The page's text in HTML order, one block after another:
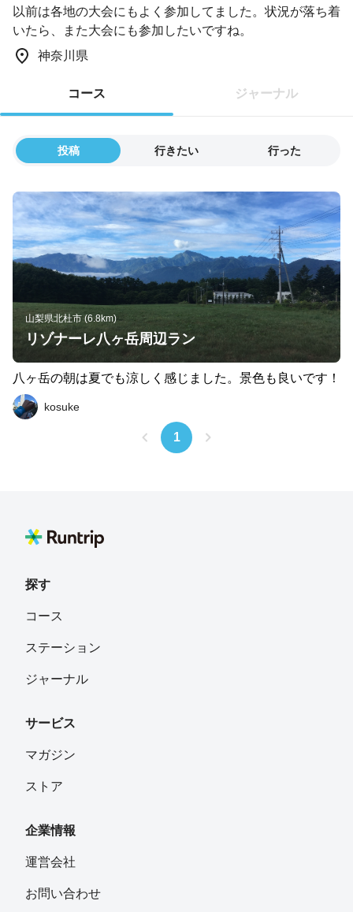
以前は各地の大会にもよく参加してました。状況が落ち着
いたら、また大会にも参加したいですね。
神奈川県
コース ジャーナル
投稿 行きたい 行った
山梨県北杜市 (6.8km)
リゾナーレ八ヶ岳周辺ラン
八ヶ岳の朝は夏でも涼しく感じました。景色も良いです！
kosuke
1
探す
コース
ステーション
ジャーナル
サービス
マガジン
ストア
企業情報
運営会社
お問い合わせ